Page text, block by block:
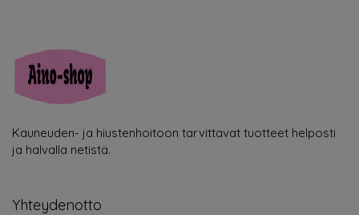
Kauneuden- ja hiustenhoitoon tarvittavat tuotteet helposti
ja halvalla netistä.
Yhteydenotto